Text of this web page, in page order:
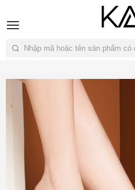
Tìm kiếm